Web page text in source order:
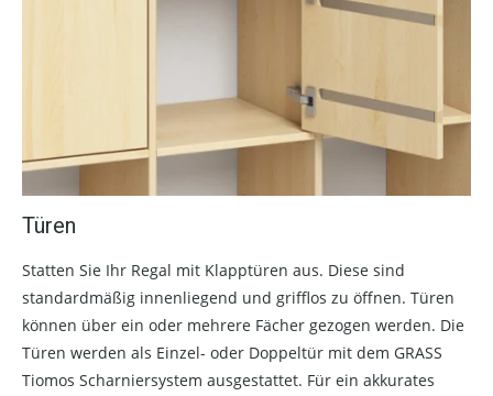
Türen
Statten Sie Ihr Regal mit Klapptüren aus. Diese sind
standardmäßig innenliegend und grifflos zu öffnen. Türen
können über ein oder mehrere Fächer gezogen werden. Die
Türen werden als Einzel- oder Doppeltür mit dem GRASS
Tiomos Scharniersystem ausgestattet. Für ein akkurates